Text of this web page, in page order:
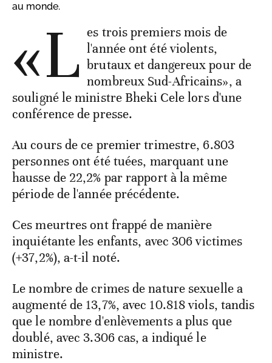
au monde.
«L es trois premiers mois de
l'année ont été violents,
brutaux et dangereux pour de
nombreux Sud-Africains», a
souligné le ministre Bheki Cele lors d'une
conférence de presse.
Au cours de ce premier trimestre, 6.803
personnes ont été tuées, marquant une
hausse de 22,2% par rapport à la même
période de l'année précédente.
Ces meurtres ont frappé de manière
inquiétante les enfants, avec 306 victimes
(+37,2%), a-t-il noté.
Le nombre de crimes de nature sexuelle a
augmenté de 13,7%, avec 10.818 viols, tandis
que le nombre d'enlèvements a plus que
doublé, avec 3.306 cas, a indiqué le
ministre.